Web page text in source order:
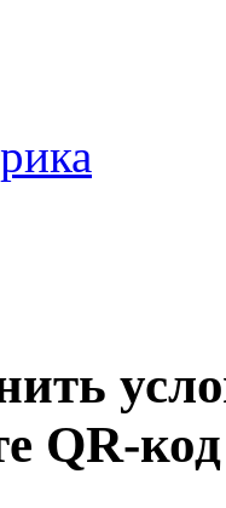
QR-код